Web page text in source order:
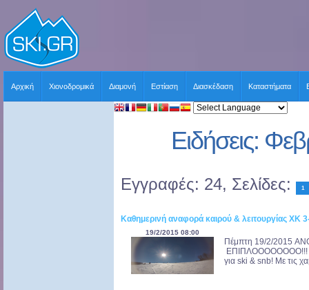
Αρχική Χιονοδρομικά Διαμονή Εστίαση Διασκέδαση Καταστήματα
Ειδήσεις:
Εγγραφές: 24, Σελίδες: 1
Καθημερινή αναφορά καιρού & λειτουργίας
19/2/2015 08:00
Πέμπτη 19/2/2015
ΕΠΙΠΛΟΟΟΟΟΟΟΟ!!!
για ski & snb! Με τις